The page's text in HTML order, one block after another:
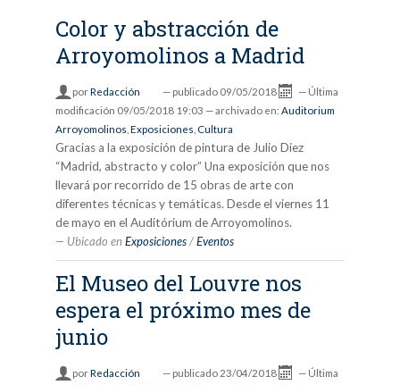
Color y abstracción de
Arroyomolinos a Madrid
porRedacción — publicado 09/05/2018 — Última
modificación 09/05/2018 19:03 — archivado en: Auditorium
Arroyomolinos Exposiciones Cultura
Gracias a la exposición de pintura de Julio Diez
“Madrid, abstracto y color” Una exposición que nos
llevará por recorrido de 15 obras de arte con
diferentes técnicas y temáticas. Desde el viernes 11
de mayo en el Auditórium de Arroyomolinos.
Ubicado en Exposiciones /Eventos
El Museo del Louvre nos
espera el próximo mes de
junio
porRedacción — publicado 23/04/2018 — Última